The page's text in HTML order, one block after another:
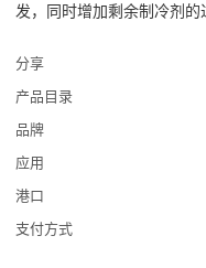
发，同时增加剩余制冷剂的
分享
产品目录
品牌
应用
港口
支付方式